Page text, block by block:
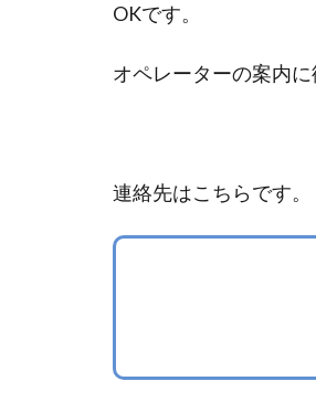
OKです。
オペレーターの案内に
連絡先はこちらです。